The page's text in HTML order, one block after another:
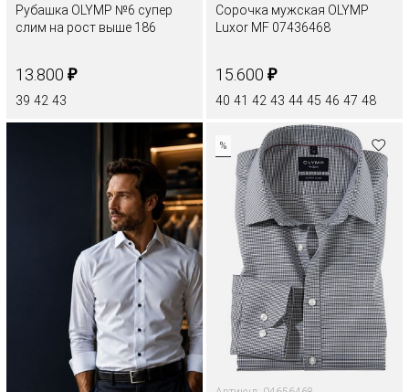
Рубашка OLYMP №6 супер
слим на рост выше 186
13.800 ₽
39 42 43
Сорочка мужская OLYMP
Luxor MF 07436468
15.600 ₽
40 41 42 43 44 45 46 47 48
%